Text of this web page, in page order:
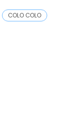
COLO COLO